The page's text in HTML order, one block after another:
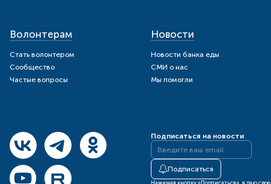
Волонтерам
Стать волонтером
Сообщество
Частые вопросы
Новости
Новости банка еды
СМИ о нас
Мы помогли
Подписаться на новости
Подписаться
Нажимая кнопку «Подписаться», я даю свое